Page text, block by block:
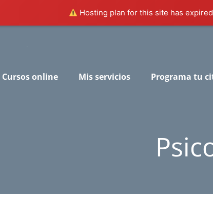
Hosting plan for this site has
Cursos online Mis servicios Programa tu